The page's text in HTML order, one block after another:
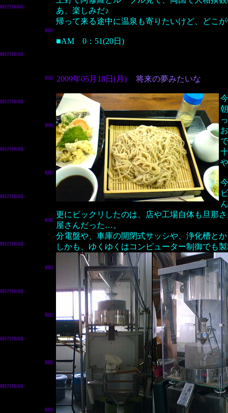
あ、楽しみだ♪
帰って来る途中に温泉も寄りたいけど、ど
■AM 0：51(20日)
2009年05月18日(月) 将来の夢みたいな
更にビックリしたのは、店や工場自体も旦那
屋さんだった…。
分電盤や、車庫の開閉式サッシや、浄化槽と
しかも、ゆくゆくはコンピューター制御でも